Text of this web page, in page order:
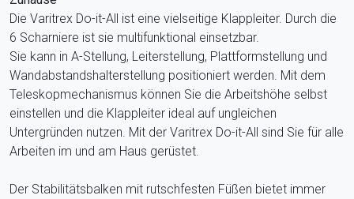
Die Varitrex Do-it-All ist eine vielseitige Klappleiter. Durch die
6 Scharniere ist sie multifunktional einsetzbar.
Sie kann in A-Stellung, Leiterstellung, Plattformstellung und
Wandabstandshalterstellung positioniert werden. Mit dem
Teleskopmechanismus können Sie die Arbeitshöhe selbst
einstellen und die Klappleiter ideal auf ungleichen
Untergründen nutzen. Mit der Varitrex Do-it-All sind Sie für alle
Arbeiten im und am Haus gerüstet.
Der Stabilitätsbalken mit rutschfesten Füßen bietet immer